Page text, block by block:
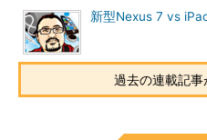
新型Nexus 7 vs
過去の連載記